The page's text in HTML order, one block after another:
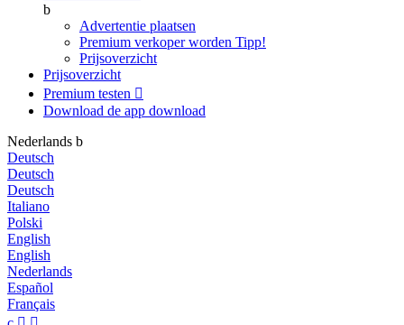
b
Advertentie plaatsen
Premium verkoper worden Tipp!
Prijsoverzicht
Prijsoverzicht
Premium testen 
Download de app download
Nederlands b
Deutsch
Deutsch
Deutsch
Italiano
Polski
English
English
Nederlands
Español
Français